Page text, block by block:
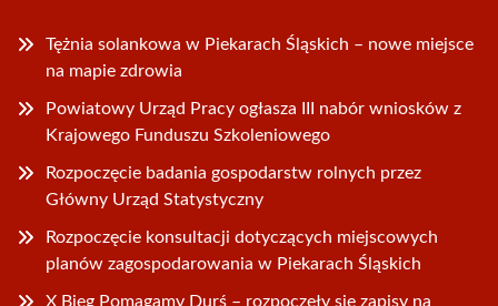
Tężnia solankowa w Piekarach Śląskich – nowe miejsce
na mapie zdrowia
Powiatowy Urząd Pracy ogłasza III nabór wniosków z
Krajowego Funduszu Szkoleniowego
Rozpoczęcie badania gospodarstw rolnych przez
Główny Urząd Statystyczny
Rozpoczęcie konsultacji dotyczących miejscowych
planów zagospodarowania w Piekarach Śląskich
X Bieg Pomagamy Durś – rozpoczęły się zapisy na